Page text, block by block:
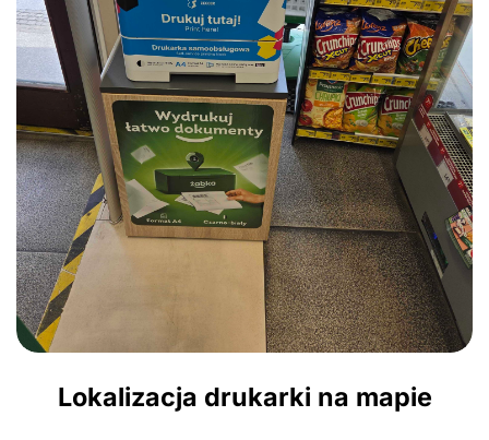
Lokalizacja drukarki na mapie